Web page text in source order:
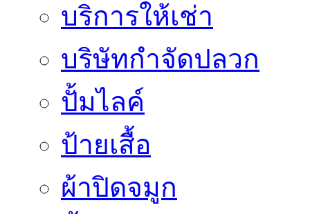
บริการให้เช่า
บริษัทกำจัดปลวก
ปั้มไลค์
ป้ายเสื้อ
ผ้าปิดจมูก